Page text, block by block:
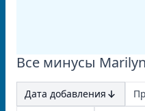
Все минусы
Дата добавления